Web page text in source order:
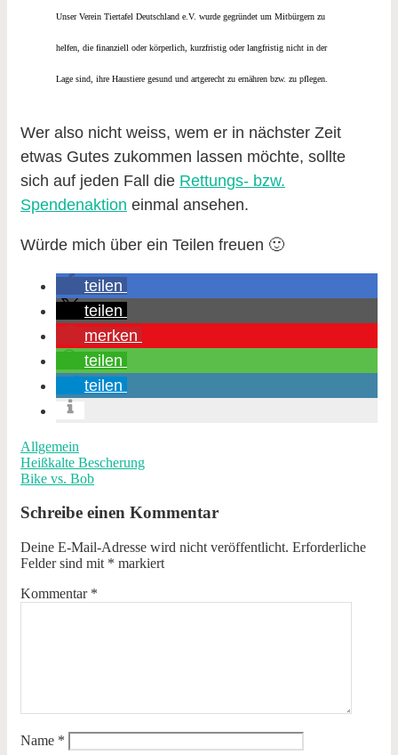
Unser Verein Tiertafel Deutschland e.V. wurde gegründet um Mitbürgern zu
helfen, die finanziell oder körperlich, kurzfristig oder langfristig nicht in der
Lage sind, ihre Haustiere gesund und artgerecht zu ernähren bzw. zu pflegen.
Wer also nicht weiss, wem er in nächster Zeit
etwas Gutes zukommen lassen möchte, sollte
sich auf jeden Fall die Rettungs- bzw.
Spendenaktion einmal ansehen.
Würde mich über ein Teilen freuen 🙂
teilen
teilen
merken
teilen
teilen
Allgemein
Heißkalte Bescherung
Bike vs. Bob
Schreibe einen Kommentar
Deine E-Mail-Adresse wird nicht veröffentlicht. Erforderliche
Felder sind mit * markiert
Kommentar *
Name *